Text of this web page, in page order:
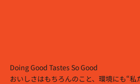
Doing Good Tastes So Good
おいしさはもちろんのこと、環境にも“私